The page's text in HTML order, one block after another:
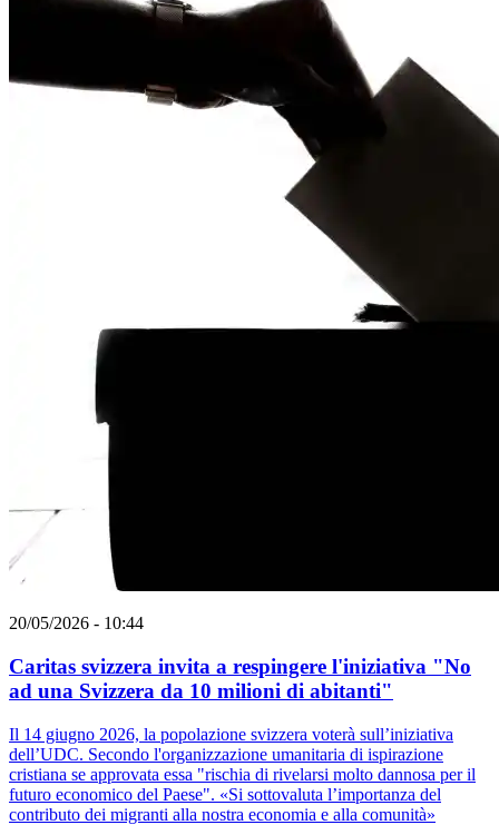
20/05/2026 - 10:44
Caritas svizzera invita a respingere l'iniziativa "No
ad una Svizzera da 10 milioni di abitanti"
Il 14 giugno 2026, la popolazione svizzera voterà sull’iniziativa
dell’UDC. Secondo l'organizzazione umanitaria di ispirazione
cristiana se approvata essa "rischia di rivelarsi molto dannosa per il
futuro economico del Paese". «Si sottovaluta l’importanza del
contributo dei migranti alla nostra economia e alla comunità»